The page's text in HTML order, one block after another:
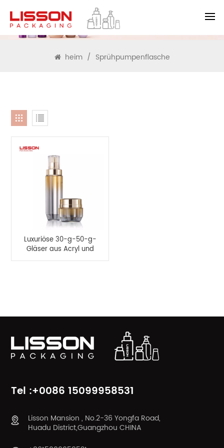
SUCHEN
heim / Sprühpumpenflasche
Luxuriöse 30-g-50-g-
Gläser aus Acryl und
30-ml-100-ml-
Tel :+0086 15099958531
Lisson Mansion , No.2-36 Yongfa Road,
Huadu District,Guangzhou CHINA